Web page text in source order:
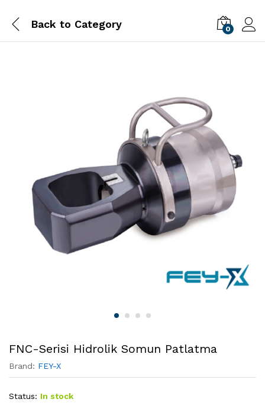
Back to Category 0
FNC-Serisi Hidrolik Somun Patlatma
Brand: FEY-X
Status: In stock